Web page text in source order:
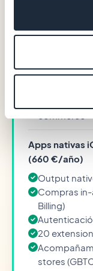
CMS y
Analítica
Apps nativas
(660 €/año)
Output
Compras
Billing)
20
stores